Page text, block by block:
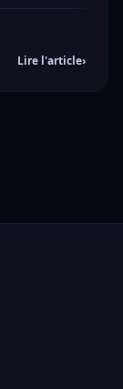
Lire l'article›